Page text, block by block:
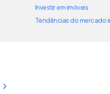
Investir em imóveis
Tendências do mercado